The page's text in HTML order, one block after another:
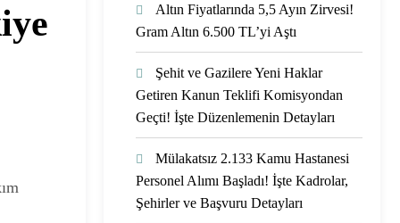
Altın Fiyatlarında 5,5 Ayın Zirvesi!
Gram Altın 6.500 TL’yi Aştı
Şehit ve Gazilere Yeni Haklar
Getiren Kanun Teklifi Komisyondan
Geçti! İşte Düzenlemenin Detayları
Mülakatsız 2.133 Kamu Hastanesi
Personel Alımı Başladı! İşte Kadrolar,
Şehirler ve Başvuru Detayları